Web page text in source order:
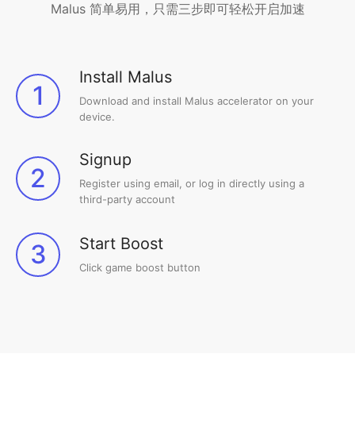
Malus 简单易用，只需三步即可轻松开启加速
1
Install Malus
Download and install Malus accelerator on your
device.
2
Signup
Register using email, or log in directly using a
third-party account
3 Start Boost
Click game boost button